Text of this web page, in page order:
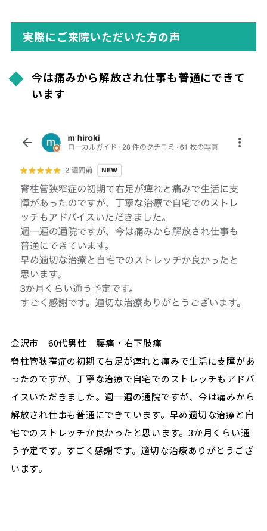
実際にご来院いただいた方の声
今は痛みから解放され仕事も普通にできて
います
金沢市 60代男性 腰痛・右下肢痛
脊柱管狭窄症の初期て右足が痺れと痛みで生活に支障があ
ったのですが、丁寧な治療で自宅でのストレッチもアドバ
イスいただきました。週一遍の通院ですが、今は痛みから
解放され仕事も普通にできています。早め適切な治療と自
宅でのストレッチか良かったと思います。3か月くらい通
う予定です。すごく感謝です。適切な治療ありがとうござ
います。